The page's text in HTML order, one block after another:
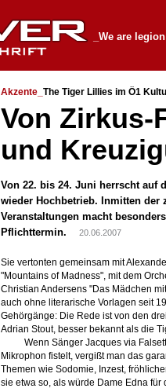
_We are legion
Akzente_ The Tiger Lillies im Ö1
Von Zirkus-
und
Von 22. bis 24. Juni herrscht auf
wieder Hochbetrieb. Inmitten der
Veranstaltungen macht
Pflichttermin.
20.06.2007
Sie vertonten gemeinsam mit
"Mountains of Madness", mit dem
Christian Andersens "Das Mädchen
auch ohne literarische Vorlagen seit
Gehörgänge: Die Rede ist von den
Adrian Stout, besser bekannt als die
Wenn Sänger Jacques via
Mikrophon fistelt, vergißt man das
Themen wie Sodomie, Inzest,
sie etwa so, als würde Dame Edna